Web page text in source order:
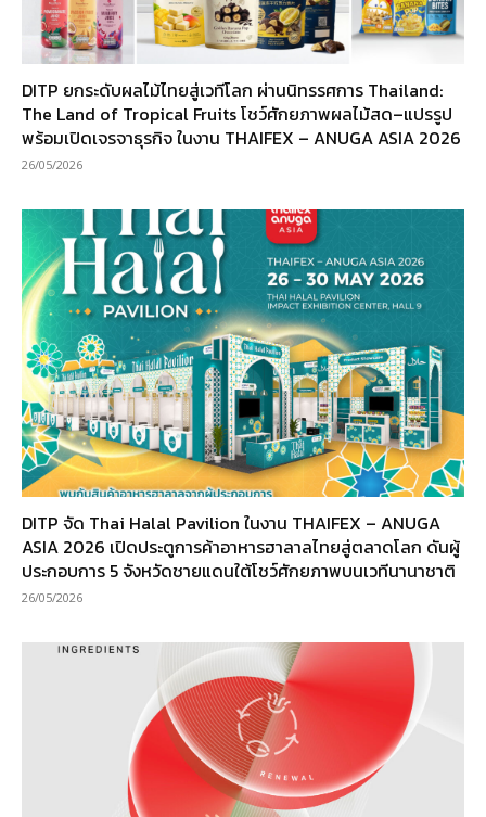
DITP ยกระดับผลไม้ไทยสู่เวทีโลก ผ่านนิทรรศการ Thailand:
The Land of Tropical Fruits โชว์ศักยภาพผลไม้สด–แปรรูป
พร้อมเปิดเจรจาธุรกิจ ในงาน THAIFEX – ANUGA ASIA 2026
26/05/2026
DITP จัด Thai Halal Pavilion ในงาน THAIFEX – ANUGA
ASIA 2026 เปิดประตูการค้าอาหารฮาลาลไทยสู่ตลาดโลก ดันผู้
ประกอบการ 5 จังหวัดชายแดนใต้โชว์ศักยภาพบนเวทีนานาชาติ
26/05/2026